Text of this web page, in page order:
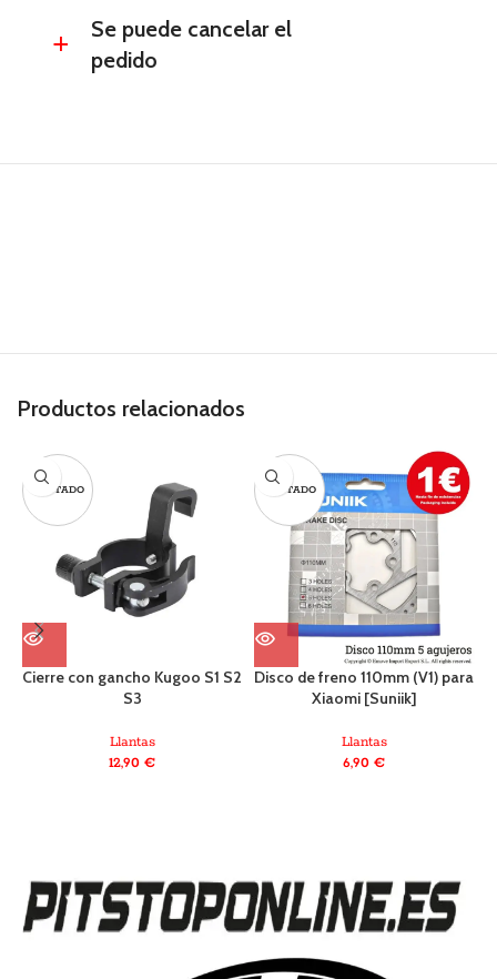
a
Se puede cancelar el
pedido
Productos relacionados
AGOTADO
Cierre con gancho Kugoo S1 S2
S3
Llantas
12,90€
AGOTADO
Disco de freno 110mm (V1) para
Xiaomi [Suniik]
Llantas
6,90€